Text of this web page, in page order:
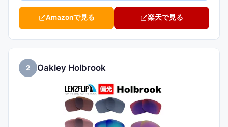
Amazonで見る 楽天で見る
2 Oakley Holbrook